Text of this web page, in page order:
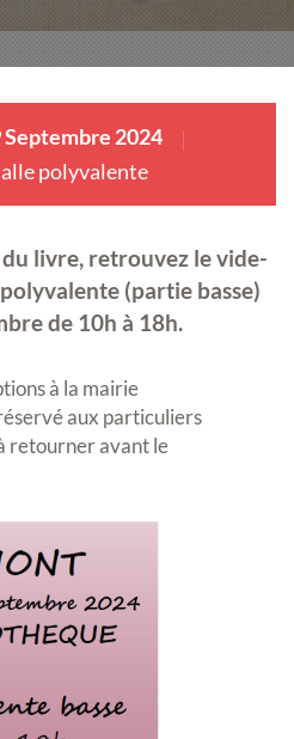
Septembre 2024
polyvalente
livre, retrouvez le vide-
(partie basse)
de 10h à 18h.
à la mairie
aux particuliers
retourner avant le